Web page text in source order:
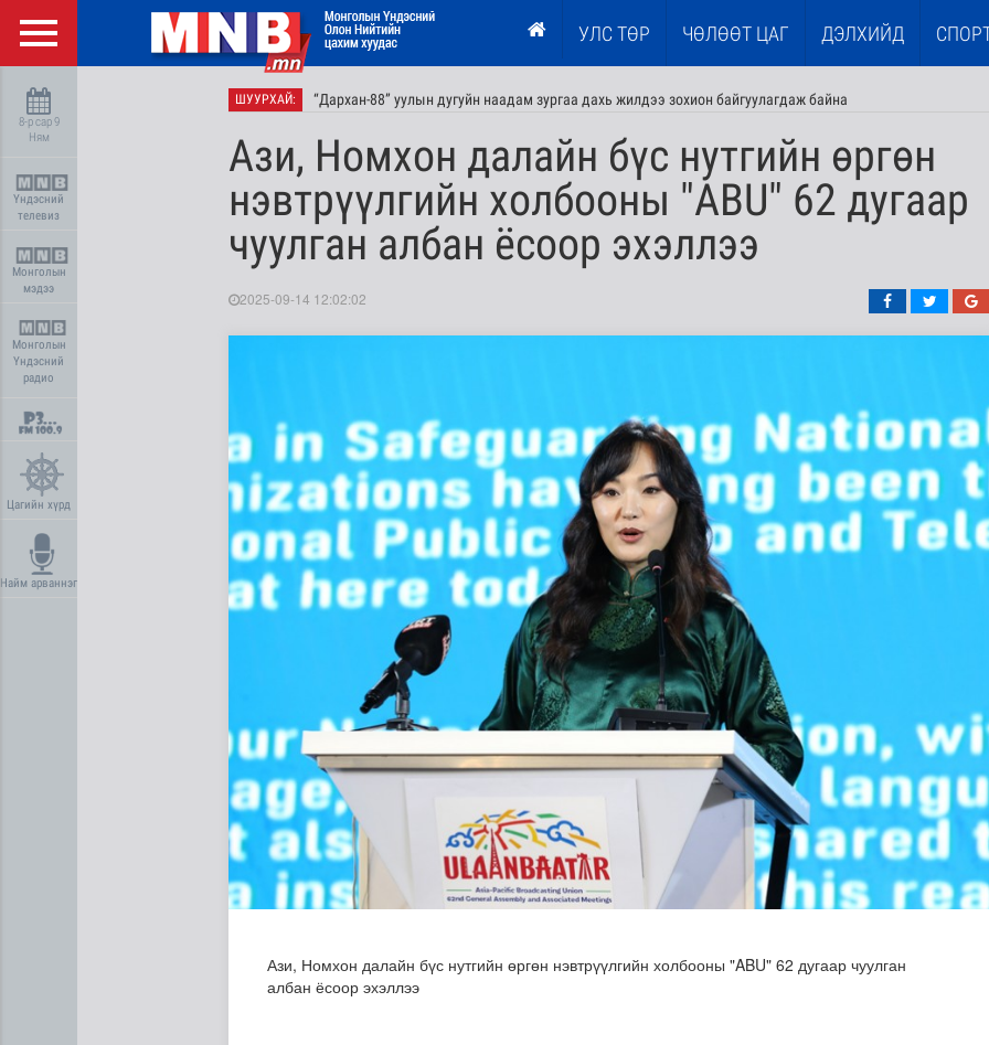
УЛС ТӨР ЧӨЛӨӨТ ЦАГ ДЭЛХИЙД
8-р сар 9
Ням
Үндэсний
телевиз
Монголын
мэдээ
Монголын
Үндэсний
радио
Цагийн хүрд
Найм арваннэг
ШУУРХАЙ: “Дархан-88” уулын дугуйн наадам зургаа дахь жилдээ зохион байгуулагдаж байна
Усны ослоос урьдчилан сэргийлэх эргүүлүүд тогтмол ажиллаж байна
Ази, Номхон далайн бүс нутгийн өргөн
нэвтрүүлгийн холбооны "ABU" 62 дугаар
чуулган албан ёсоор эхэллээ
2025-09-14 12:02:02
Ази, Номхон далайн бүс нутгийн өргөн нэвтрүүлгийн холбооны "ABU" 62 дугаар чуулган
албан ёсоор эхэллээ